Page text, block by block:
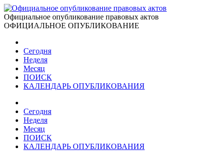
Официальное опубликование правовых актов
ОФИЦИАЛЬНОЕ ОПУБЛИКОВАНИЕ
Сегодня
Неделя
Месяц
ПОИСК
КАЛЕНДАРЬ ОПУБЛИКОВАНИЯ
Сегодня
Неделя
Месяц
ПОИСК
КАЛЕНДАРЬ ОПУБЛИКОВАНИЯ